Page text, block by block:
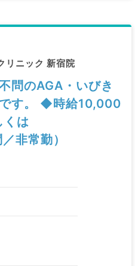
リニック 新宿院
問のAGA・いびき
す。 ◆時給10,000
は
非常勤）